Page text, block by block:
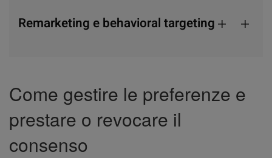
Remarketing e behavioral targeting
Come gestire le preferenze e
prestare o revocare il
consenso